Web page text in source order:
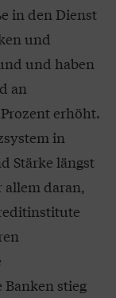
in den Dienst
und
und haben
an
erhöht.
in
Stärke längst
allem daran,
stieg